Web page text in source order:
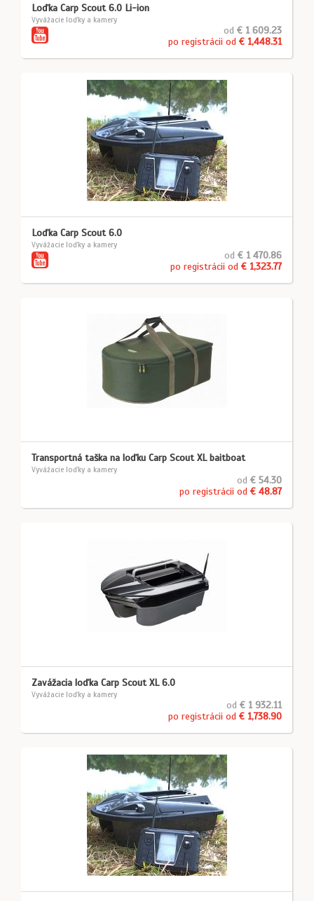
Loďka Carp Scout 6.0 Li-ion
Vyvážacie loďky a kamery
od € 1 609.23
po registrácii od € 1,448.31
Loďka Carp Scout 6.0
Vyvážacie loďky a kamery
od € 1 470.86
po registrácii od € 1,323.77
Transportná taška na loďku Carp Scout XL baitboat
Vyvážacie loďky a kamery
od € 54.30
po registrácii od € 48.87
Zavážacia loďka Carp Scout XL 6.0
Vyvážacie loďky a kamery
od € 1 932.11
po registrácii od € 1,738.90